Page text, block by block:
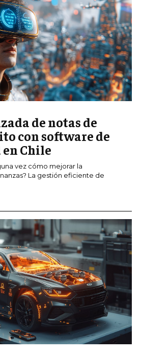
de notas de
con software de
Chile
vez cómo mejorar la
La gestión eficiente de